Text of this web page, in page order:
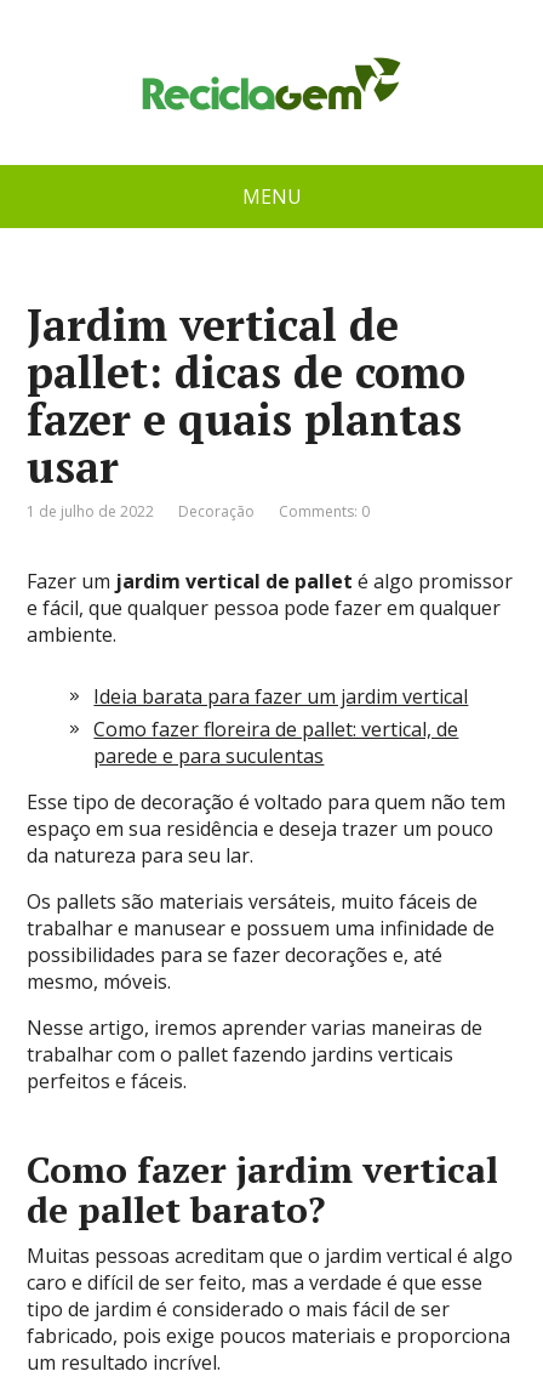
MENU
Jardim vertical de
pallet: dicas de como
fazer e quais plantas
usar
1 de julho de 2022 Decoração Comments: 0
Fazer um jardim vertical de palleté algo promissor
e fácil, que qualquer pessoa pode fazer em qualquer
ambiente.
Ideia barata para fazer um jardim vertical
Como fazer floreira de pallet: vertical, de
parede e para suculentas
Esse tipo de decoração é voltado para quem não tem
espaço em sua residência e deseja trazer um pouco
da natureza para seu lar.
Os pallets são materiais versáteis, muito fáceis de
trabalhar e manusear e possuem uma infinidade de
possibilidades para se fazer decorações e, até
mesmo, móveis.
Nesse artigo, iremos aprender varias maneiras de
trabalhar com o pallet fazendo jardins verticais
perfeitos e fáceis.
Como fazer jardim vertical
de pallet barato?
Muitas pessoas acreditam que o jardim vertical é algo
caro e difícil de ser feito, mas a verdade é que esse
tipo de jardim é considerado o mais fácil de ser
fabricado, pois exige poucos materiais e proporciona
um resultado incrível.